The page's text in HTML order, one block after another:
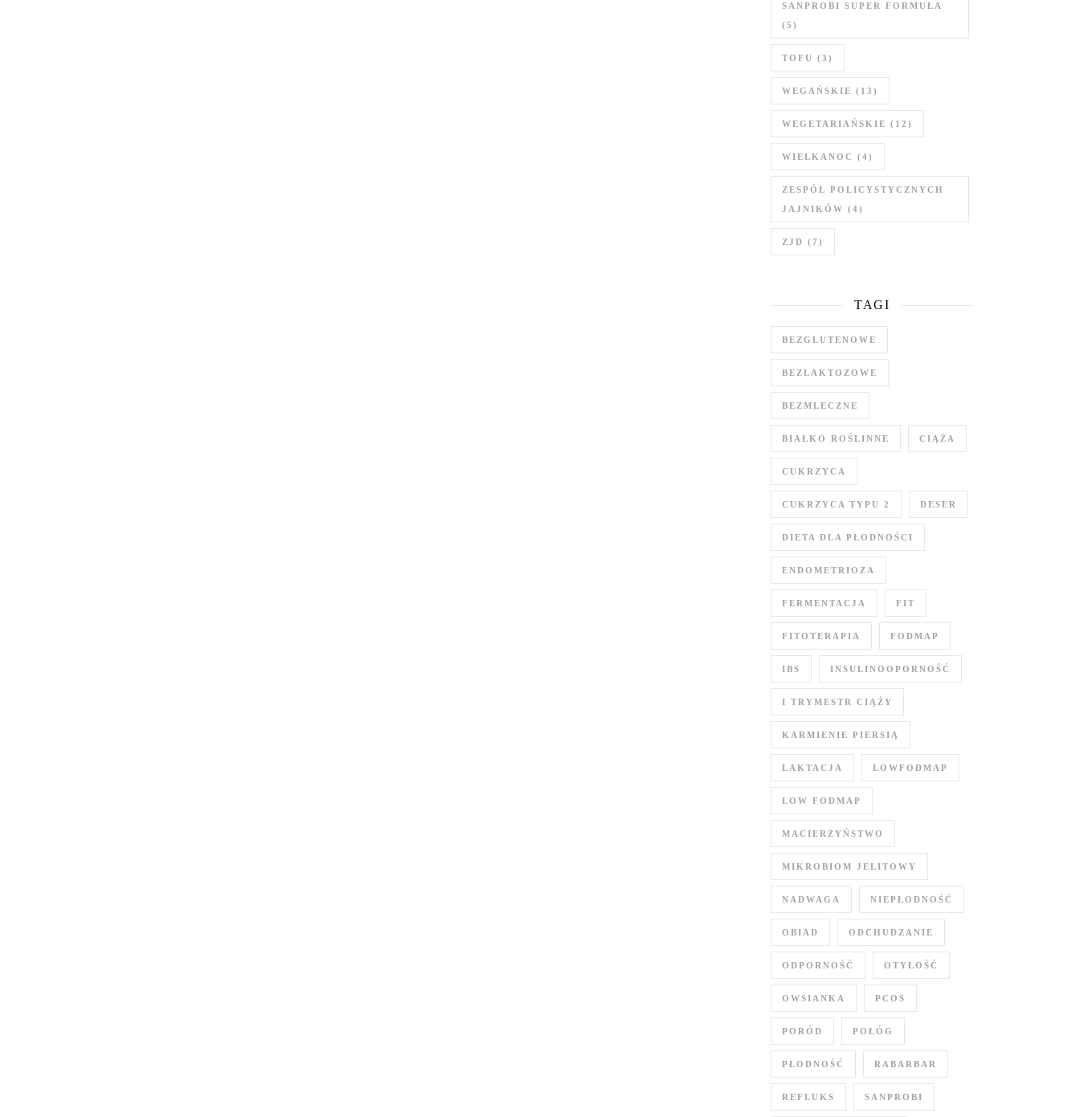
SANPROBI SUPER FORMUŁA
(5)
TOFU (3)
WEGAŃSKIE (13)
WEGETARIAŃSKIE (12)
WIELKANOC (4)
ZESPÓŁ POLICYSTYCZNYCH
JAJNIKÓW (4)
ZJD (7)
TAGI
BEZGLUTENOWE
BEZLAKTOZOWE
BEZMLECZNE
BIAŁKO ROŚLINNE CIĄŻA
CUKRZYCA
CUKRZYCA TYPU 2 DESER
DIETA DLA PŁODNOŚCI
ENDOMETRIOZA
FERMENTACJA FIT
FITOTERAPIA FODMAP
IBS INSULINOOPORNOŚĆ
I TRYMESTR CIĄŻY
KARMIENIE PIERSIĄ
LAKTACJA LOWFODMAP
LOW FODMAP
MACIERZYŃSTWO
MIKROBIOM JELITOWY
NADWAGA NIEPŁODNOŚĆ
OBIAD ODCHUDZANIE
ODPORNOŚĆ OTYŁOŚĆ
OWSIANKA PCOS
PORÓD POŁÓG
PŁODNOŚĆ RABARBAR
REFLUKS SANPROBI